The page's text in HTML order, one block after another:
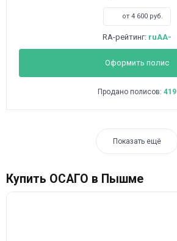
от 4 600 руб.
RA-рейтинг: ruAA-
Оформить полис
Продано полисов: 419
Показать ещё
Купить ОСАГО в Пышме